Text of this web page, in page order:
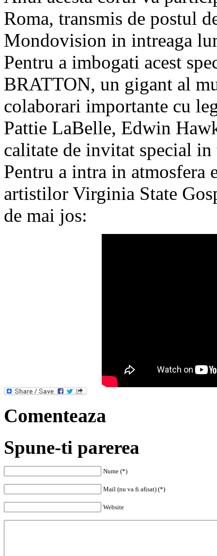
Roma, transmis de postul
Mondovision in intreaga
Pentru a imbogati acest
BRATTON, un gigant al
colaborari importante cu
Pattie LaBelle, Edwin
calitate de invitat special
Pentru a intra in atmosfera
artistilor Virginia State
de mai jos:
Comenteaza
Spune-ti parerea
Nume (*)
Mail (nu va fi afisat) (*)
Website